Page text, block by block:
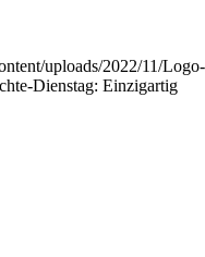
uploads/2022/11/
Dienstag: Einzigartig